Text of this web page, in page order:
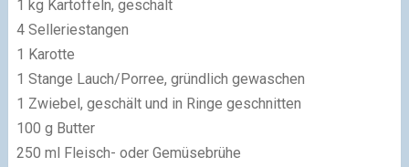
1 kg Kartoffeln, geschält
4 Selleriestangen
1 Karotte
1 Stange Lauch/Porree, gründlich gewaschen
1 Zwiebel, geschält und in Ringe geschnitten
100 g Butter
250 ml Fleisch- oder Gemüsebrühe